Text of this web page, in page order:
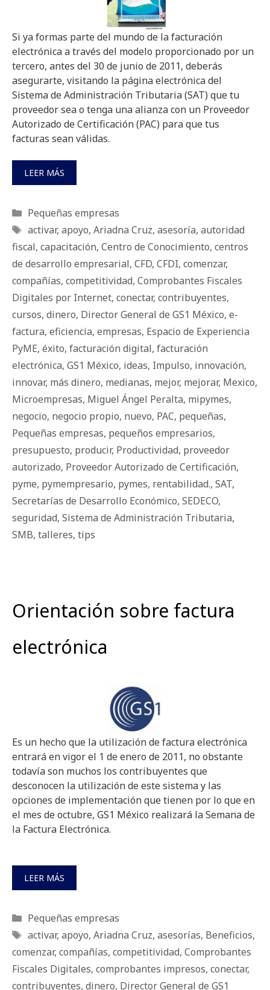
Si ya formas parte del mundo de la facturación
electrónica a través del modelo proporcionado por un
tercero, antes del 30 de junio de 2011, deberás
asegurarte, visitando la página electrónica del
Sistema de Administración Tributaria (SAT) que tu
proveedor sea o tenga una alianza con un Proveedor
Autorizado de Certificación (PAC) para que tus
facturas sean válidas.
LEER MÁS
Categorías
Pequeñas empresas
Etiquetas
activar, apoyo, Ariadna Cruz, asesoría, autoridad
fiscal, capacitación, Centro de Conocimiento, centros
de desarrollo empresarial, CFD, CFDI, comenzar,
compañías, competitividad, Comprobantes Fiscales
Digitales por Internet, conectar, contribuyentes,
cursos, dinero, Director General de GS1 México, e-
factura, eficiencia, empresas, Espacio de Experiencia
PyME, éxito, facturación digital, facturación
electrónica, GS1 México, ideas, Impulso, innovación,
innovar, más dinero, medianas, mejor, mejorar, Mexico,
Microempresas, Miguel Ángel Peralta, mipymes,
negocio, negocio propio, nuevo, PAC, pequeñas,
Pequeñas empresas, pequeños empresarios,
presupuesto, producir, Productividad, proveedor
autorizado, Proveedor Autorizado de Certificación,
pyme, pymempresario, pymes, rentabilidad., SAT,
Secretarías de Desarrollo Económico, SEDECO,
seguridad, Sistema de Administración Tributaria,
SMB, talleres, tips
Orientación sobre factura
electrónica
Es un hecho que la utilización de factura electrónica
entrará en vigor el 1 de enero de 2011, no obstante
todavía son muchos los contribuyentes que
desconocen la utilización de este sistema y las
opciones de implementación que tienen por lo que en
el mes de octubre, GS1 México realizará la Semana de
la Factura Electrónica.
LEER MÁS
Categorías
Pequeñas empresas
Etiquetas
activar, apoyo, Ariadna Cruz, asesorí­as, Beneficios,
comenzar, compañías, competitividad, Comprobantes
Fiscales Digitales, comprobantes impresos, conectar,
contribuyentes, dinero, Director General de GS1